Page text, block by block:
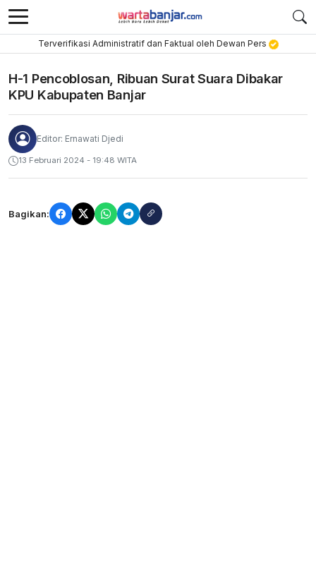
Terverifikasi Administratif dan Faktual oleh Dewan Pers
H-1 Pencoblosan, Ribuan Surat Suara Dibakar
KPU Kabupaten Banjar
Editor: Ernawati Djedi
13 Februari 2024 - 19:48 WITA
Bagikan: